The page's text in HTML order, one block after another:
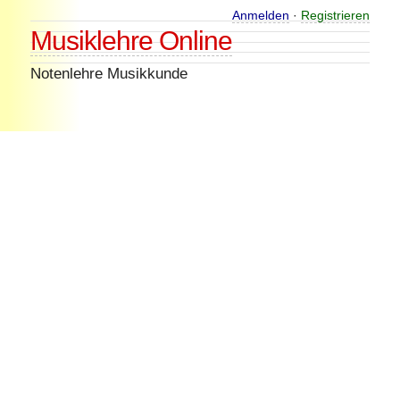
content
Musiklehre Online
Notenlehre Musikkunde
Anmelden · Registrieren